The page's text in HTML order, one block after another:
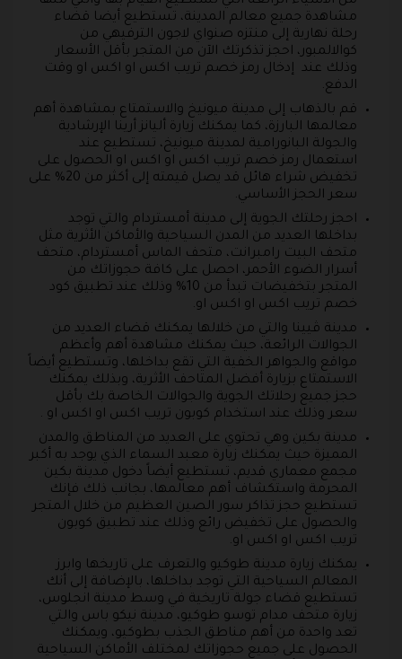
مشاهدة جميع معالم المدينة، تستطيع أيضا قضاء
رحلة نهارية إلى منتزه صنواي لاجون الترفيهي من
كوالالمبور، احجز تذكرتك الآن من المتجر بأقل الأسعار
وذلك عند إدخال رمز خصم تريب اكس او اكس او وقت
الدفع.
قم بالذهاب إلى مدينة ميونيخ والاستمتاع بمشاهدة أهم
معالمها البارزة، كما يمكنك زيارة أليانز أرينا الإرشادية
والجولة البانورامية لمدينة ميونيخ، تستطيع عند
استعمال رمز خصم تريب اكس او اكس او الحصول على
تخفيض شراء هائل قد يصل قيمته إلى أكثر من 20% على
سعر الحجز الأساسي.
احجز رحلتك الجوية إلى مدينة أمستردام والتي توجد
بداخلها العديد من المدن السياحية والأماكن الأثرية مثل
متحف البيت رامبرانت، متحف الماس أمستردام، متحف
أسرار الضوء الأحمر، احصل على كافة حجوزاتك من
المتجر بتخفيضات تبدأ من 10% وذلك عند تطبيق كود
خصم تريب اكس او اكس او.
مدينة ڤيينا والتي من خلالها يمكنك قضاء العديد من
الجوالات الرائعة، حيث يمكنك مشاهدة أهم وأعظم
مواقع والجواهر الخفية التي تقع بداخلها، وتستطيع أيضاً
الاستمتاع بزيارة أفضل المتاحف الأثرية، وبذلك يمكنك
حجز جميع رحلاتك الجوية والجوالات الخاصة بك بأقل
سعر وذلك عند استخدام كوبون تريب اكس او اكس او .
مدينة بكين وهي تحتوي على العديد من المناطق والمدن
المميزة حيث يمكنك زيارة معبد السماء الذي يوجد به أكبر
مجمع معماري قديم، تستطيع أيضاً دخول مدينة بكين
المحرمة واستكشاف أهم معالمها، بجانب ذلك فإنك
تستطيع حجز تذاكر سور الصين العظيم من خلال المتجر
والحصول على تخفيض رائع وذلك عند تطبيق كوبون
تريب اكس او اكس او.
يمكنك زيارة مدينة طوكيو والتعرف على تاريخها وابرز
المعالم السياحية التي توجد بداخلها، بالإضافة إلى أنك
تستطيع قضاء جولة تاريخية في وسط مدينة انجلوس،
زيارة متحف مدام توسو طوكيو، مدينة نيكو باس والتي
تعد واحدة من أهم مناطق الجذب بطوكيو، ويمكنك
الحصول على جميع حجوزاتك لمختلف الأماكن السياحية